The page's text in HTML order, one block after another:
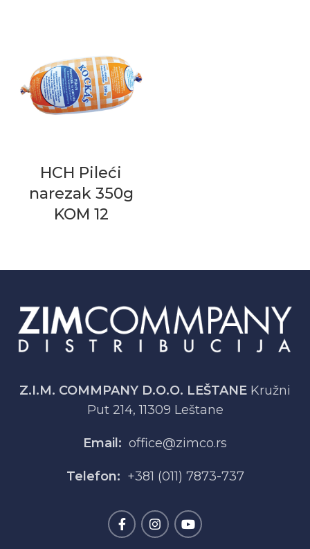
HCH Pileći
narezak 350g
KOM 12
Z.I.M. COMMPANY D.O.O. LEŠTANE Kružni
Put 214, 11309 Leštane
Email: office@zimco.rs
Telefon: +381 (011) 7873-737